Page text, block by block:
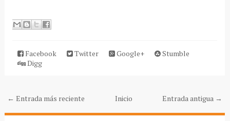
Facebook Twitter Google+
Stumble
Digg
← Entrada más reciente Entrada antigua →
Inicio